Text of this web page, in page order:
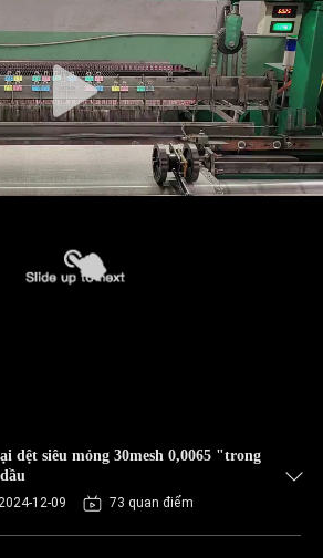
dệt siêu mỏng 30mesh 0,0065 "trong
12-09 73 quan điểm